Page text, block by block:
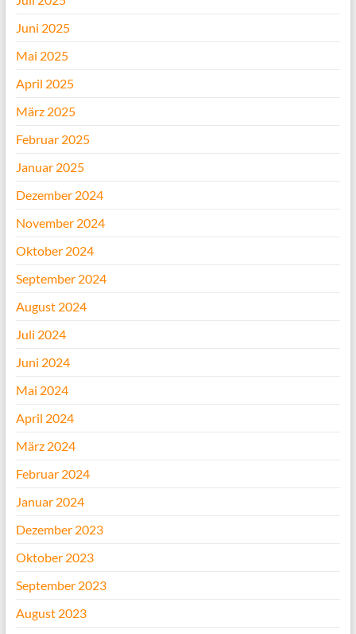
Juni 2025
Mai 2025
April 2025
März 2025
Februar 2025
Januar 2025
Dezember 2024
November 2024
Oktober 2024
September 2024
August 2024
Juli 2024
Juni 2024
Mai 2024
April 2024
März 2024
Februar 2024
Januar 2024
Dezember 2023
Oktober 2023
September 2023
August 2023